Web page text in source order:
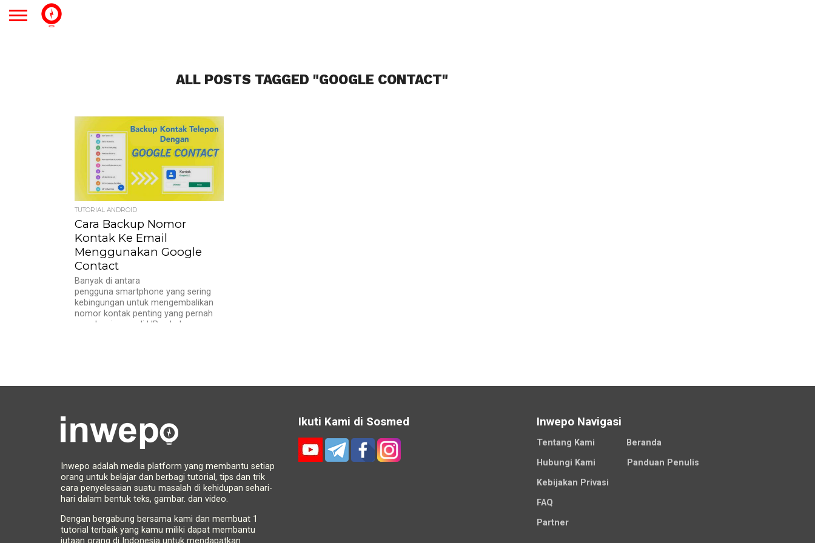
ALL POSTS TAGGED "GOOGLE CONTACT"
TUTORIAL ANDROID
Cara Backup Nomor
Kontak Ke Email
Menggunakan Google
Contact
Banyak di antara
pengguna smartphone yang sering
kebingungan untuk mengembalikan
nomor kontak penting yang pernah
mereka simpan di HP sebelumnya.
Inwepo adalah media platform yang membantu setiap
orang untuk belajar dan berbagi tutorial, tips dan trik
cara penyelesaian suatu masalah di kehidupan sehari-
hari dalam bentuk teks, gambar. dan video.
Dengan bergabung bersama kami dan membuat 1
tutorial terbaik yang kamu miliki dapat membantu
jutaan orang di Indonesia untuk mendapatkan
Ikuti Kami di Sosmed Inwepo Navigasi
Tentang Kami
Beranda
Hubungi Kami
Panduan Penulis
Kebijakan Privasi
FAQ
Partner